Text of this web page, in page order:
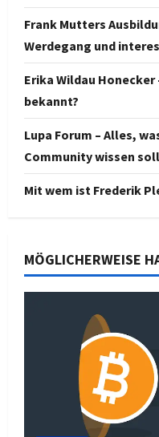
Frank Mutters
Werdegang und
Erika Wildau Honecker
bekannt?
Lupa Forum – Alles,
Community wissen
Mit wem ist Frederik
MÖGLICHERWEISE